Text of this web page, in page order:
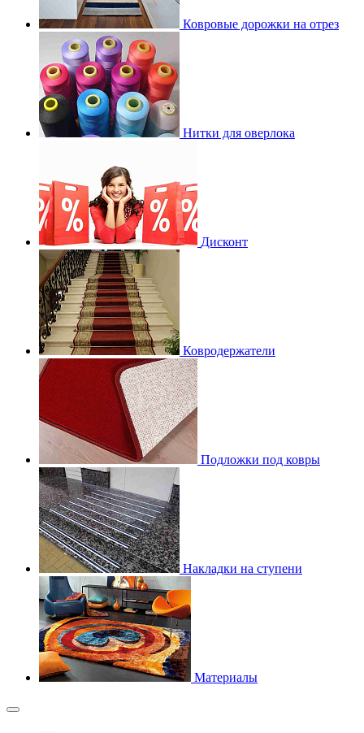
Ковровые дорожки на отрез
Нитки для оверлока
Дисконт
Ковродержатели
Подложки под ковры
Накладки на ступени
Материалы